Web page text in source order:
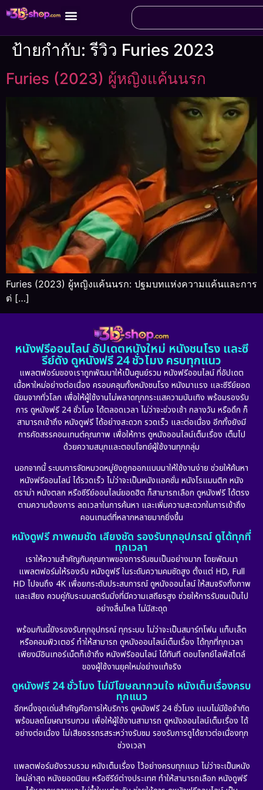
ป้ายกำกับ:รีวิว Furies 2023
Furies (2023) ผู้หญิงแค้นนรก
Furies (2023) ผู้หญิงแค้นนรก: ปฐมบทแห่งความแค้นและการ
ต่ […]
หนังฟรีออนไลน์ อัปเดตหนังใหม่ หนังชนโรง และซี
รีย์ดัง ดูหนังฟรี 24 ชั่วโมง ครบทุกแนว
แพลตฟอร์มของเราถูกพัฒนาให้เป็นศูนย์รวม หนังฟรีออนไลน์ ที่อัปเดต
เนื้อหาใหม่อย่างต่อเนื่อง ครอบคลุมทั้งหนังชนโรง หนังมาแรง และซีรีย์ยอด
นิยมจากทั่วโลก เพื่อให้ผู้ใช้งานไม่พลาดทุกกระแสความบันเทิง พร้อมรองรับ
การ ดูหนังฟรี 24 ชั่วโมง ได้ตลอดเวลา ไม่ว่าจะช่วงเช้า กลางวัน หรือดึก ก็
สามารถเข้าถึง หนังดูฟรี ได้อย่างสะดวก รวดเร็ว และต่อเนื่อง อีกทั้งยังมี
การคัดสรรคอนเทนต์คุณภาพ เพื่อให้การ ดูหนังออนไลน์เต็มเรื่อง เต็มไป
ด้วยความสนุกและตอบโจทย์ผู้ใช้งานทุกกลุ่ม
นอกจากนี้ ระบบการจัดหมวดหมู่ยังถูกออกแบบมาให้ใช้งานง่าย ช่วยให้ค้นหา
หนังฟรีออนไลน์ ได้รวดเร็ว ไม่ว่าจะเป็นหนังแอคชั่น หนังโรแมนติก หนัง
ดราม่า หนังตลก หรือซีรีย์ออนไลน์ยอดฮิต ก็สามารถเลือก ดูหนังฟรี ได้ตรง
ตามความต้องการ ลดเวลาในการค้นหา และเพิ่มความสะดวกในการเข้าถึง
คอนเทนต์ที่หลากหลายมากยิ่งขึ้น
หนังดูฟรี ภาพคมชัด เสียงชัด รองรับทุกอุปกรณ์ ดูได้ทุกที่
ทุกเวลา
เราให้ความสำคัญกับคุณภาพของการรับชมเป็นอย่างมาก โดยพัฒนา
แพลตฟอร์มให้รองรับ หนังดูฟรี ในระดับความคมชัดสูง ตั้งแต่ HD, Full
HD ไปจนถึง 4K เพื่อยกระดับประสบการณ์ ดูหนังออนไลน์ ให้สมจริงทั้งภาพ
และเสียง ควบคู่กับระบบสตรีมมิ่งที่มีความเสถียรสูง ช่วยให้การรับชมเป็นไป
อย่างลื่นไหล ไม่มีสะดุด
พร้อมกันนี้ยังรองรับทุกอุปกรณ์ ทุกระบบ ไม่ว่าจะเป็นสมาร์ทโฟน แท็บเล็ต
หรือคอมพิวเตอร์ ทำให้สามารถ ดูหนังออนไลน์เต็มเรื่อง ได้ทุกที่ทุกเวลา
เพียงมีอินเทอร์เน็ตก็เข้าถึง หนังฟรีออนไลน์ ได้ทันที ตอบโจทย์ไลฟ์สไตล์
ของผู้ใช้งานยุคใหม่อย่างแท้จริง
ดูหนังฟรี 24 ชั่วโมง ไม่มีโฆษณากวนใจ หนังเต็มเรื่องครบ
ทุกแนว
อีกหนึ่งจุดเด่นสำคัญคือการให้บริการ ดูหนังฟรี 24 ชั่วโมง แบบไม่มีข้อจำกัด
พร้อมลดโฆษณารบกวน เพื่อให้ผู้ใช้งานสามารถ ดูหนังออนไลน์เต็มเรื่อง ได้
อย่างต่อเนื่อง ไม่เสียอรรถรสระหว่างรับชม รองรับการดูได้ยาวต่อเนื่องทุก
ช่วงเวลา
แพลตฟอร์มยังรวบรวม หนังเต็มเรื่อง ไว้อย่างครบทุกแนว ไม่ว่าจะเป็นหนัง
ใหม่ล่าสุด หนังยอดนิยม หรือซีรีย์ต่างประเทศ ทำให้สามารถเลือก หนังดูฟรี